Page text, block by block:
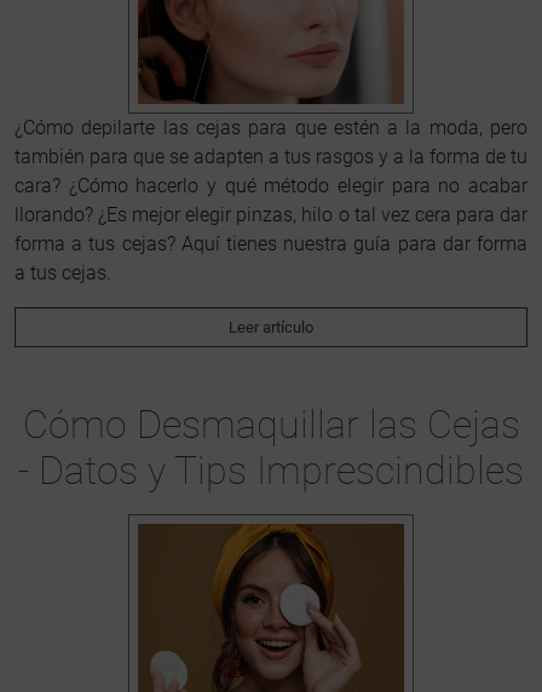
¿Cómo depilarte las cejas para que estén a la moda, pero
también para que se adapten a tus rasgos y a la forma de tu
cara? ¿Cómo hacerlo y qué método elegir para no acabar
llorando? ¿Es mejor elegir pinzas, hilo o tal vez cera para dar
forma a tus cejas? Aquí tienes nuestra guía para dar forma
a tus cejas.
Leer artículo
Cómo Desmaquillar las Cejas
- Datos y Tips Imprescindibles